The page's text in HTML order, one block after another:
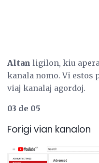
Altan ligilon, kiu
kanala nomo. Vi estos
viaj kanalaj agordoj.
03 de 05
Forigi vian kanalon